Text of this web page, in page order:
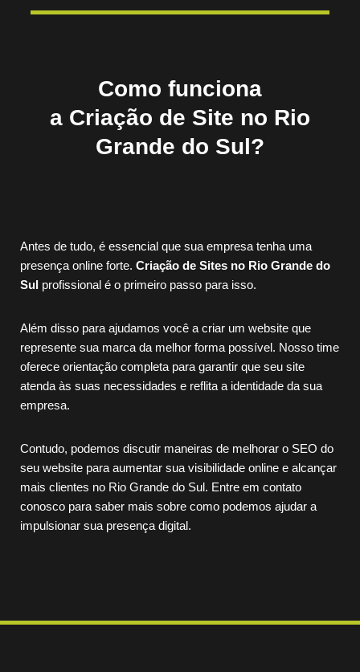
Como funciona
a Criação de Site no Rio
Grande do Sul?
Antes de tudo, é essencial que sua empresa tenha uma
presença online forte. Criação de Sites no Rio Grande do
Sul profissional é o primeiro passo para isso.
Além disso para ajudamos você a criar um website que
represente sua marca da melhor forma possível. Nosso time
oferece orientação completa para garantir que seu site
atenda às suas necessidades e reflita a identidade da sua
empresa.
Contudo, podemos discutir maneiras de melhorar o SEO do
seu website para aumentar sua visibilidade online e alcançar
mais clientes no Rio Grande do Sul. Entre em contato
conosco para saber mais sobre como podemos ajudar a
impulsionar sua presença digital.